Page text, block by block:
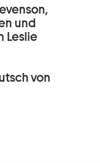
und
Leslie
von